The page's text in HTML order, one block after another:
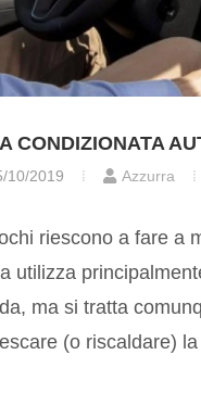
CONDIZIONATA
10/2019 Azzurra
riescono a fare a
utilizza
ma si tratta
(o riscaldare)